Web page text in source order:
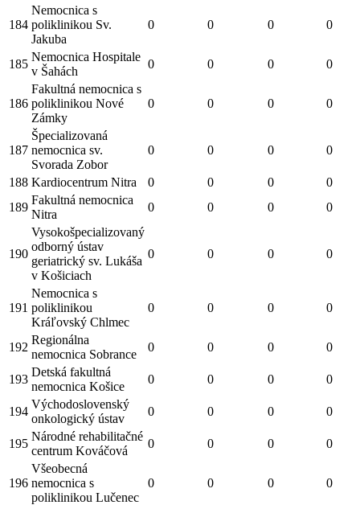
184
Nemocnica s
poliklinikou Sv.
Jakuba
0 0 0 0
185
Nemocnica Hospitale
v Šahách
0 0 0 0
186
Fakultná nemocnica s
poliklinikou Nové
Zámky
0 0 0 0
187
Špecializovaná
nemocnica sv.
Svorada Zobor
0 0 0 0
188 Kardiocentrum Nitra 0 0 0
0
189
Fakultná nemocnica
Nitra
0 0 0 0
190
Vysokošpecializovaný
odborný ústav
geriatrický sv. Lukáša
v Košiciach
0 0 0 0
191
Nemocnica s
poliklinikou
Kráľovský Chlmec
0 0 0 0
192
Regionálna
nemocnica Sobrance
0 0 0 0
193
Detská fakultná
nemocnica Košice
0 0 0 0
194
Východoslovenský
onkologický ústav
0 0 0 0
195
Národné rehabilitačné
centrum Kováčová
0 0 0 0
196
Všeobecná
nemocnica s
poliklinikou Lučenec
0 0 0 0